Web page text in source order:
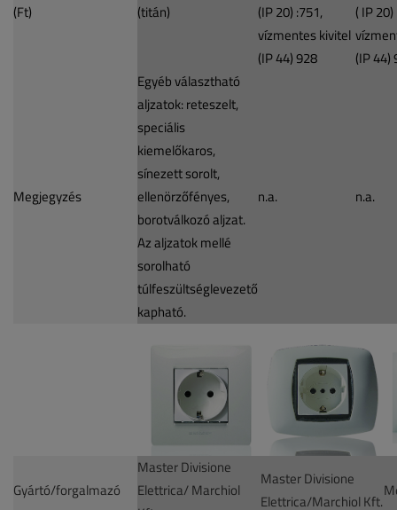
(Ft)
(titán)
(IP 20) :751,
vízmentes kivitel
(IP 44) 928
( IP
(IP 44)
Megjegyzés
Egyéb választható
aljzatok: reteszelt,
speciális
kiemelőkaros,
sínezett sorolt,
ellenörzőfényes,
borotválkozó aljzat.
Az aljzatok mellé
sorolható
túlfeszültséglevezető
kapható.
n.a. n.a.
Gyártó/forgalmazó
Master Divisione
Elettrica/ Marchiol
Master Divisione
Elettrica/Marchiol Kft.